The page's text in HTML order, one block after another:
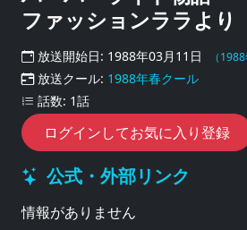
ファッションララより
放送開始日: 1988年03月11日 （
放送クール: 1988年春クール
話数: 1話
ログインしてお気に入り登録
公式・外部リンク
情報がありません